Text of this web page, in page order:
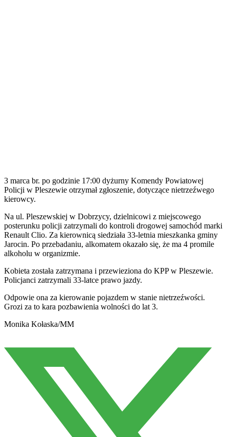
3 marca br. po godzinie 17:00 dyżurny Komendy Powiatowej
Policji w Pleszewie otrzymał zgłoszenie, dotyczące nietrzeźwego
kierowcy.
Na ul. Pleszewskiej w Dobrzycy, dzielnicowi z miejscowego
posterunku policji zatrzymali do kontroli drogowej samochód marki
Renault Clio. Za kierownicą siedziała 33-letnia mieszkanka gminy
Jarocin. Po przebadaniu, alkomatem okazało się, że ma 4 promile
alkoholu w organizmie.
Kobieta została zatrzymana i przewieziona do KPP w Pleszewie.
Policjanci zatrzymali 33-latce prawo jazdy.
Odpowie ona za kierowanie pojazdem w stanie nietrzeźwości.
Grozi za to kara pozbawienia wolności do lat 3.
Monika Kołaska/MM